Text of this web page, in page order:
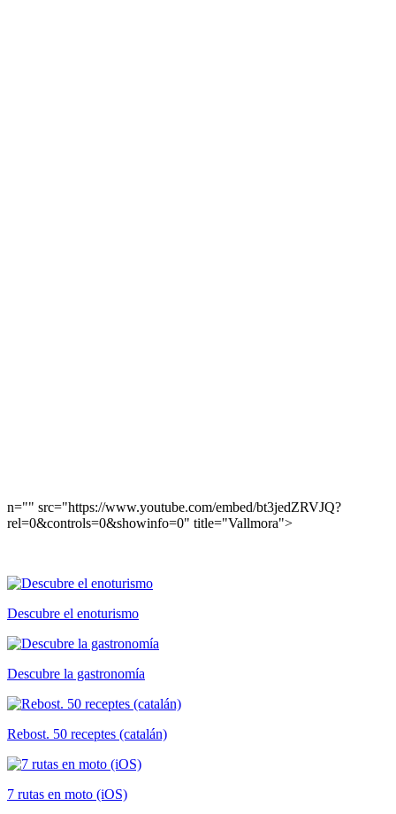
n="" src="https://www.youtube.com/embed/bt3jedZRVJQ?
rel=0&controls=0&showinfo=0" title="Vallmora">
Descubre el enoturismo
Descubre la gastronomía
Rebost. 50 receptes (catalán)
7 rutas en moto (iOS)